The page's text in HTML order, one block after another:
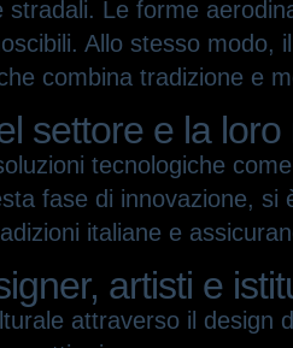
Le forme
Allo stesso modo,
combina tradizione e
settore e la
tecnologiche
fase di innovazione,
italiane e
artisti e
attraverso il